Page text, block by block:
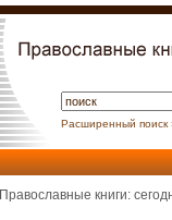
Расширенный поиск
Православные книги: